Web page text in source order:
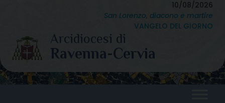
content
10/08/2026
San Lorenzo, diacono e martire
VANGELO DEL GIORNO